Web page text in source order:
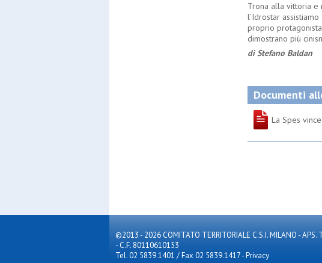
Trona alla vittoria e
l’Idrostar
proprio
dimostrano più
di Stefano Baldan
Documenti
La Spes
©2013 - 2026 COMITATO TERRITORIALE C.S.I. MILANO -
- C.F. 80110610153
Tel. 02 5839.1401 / Fax 02 5839.1417-Privacy